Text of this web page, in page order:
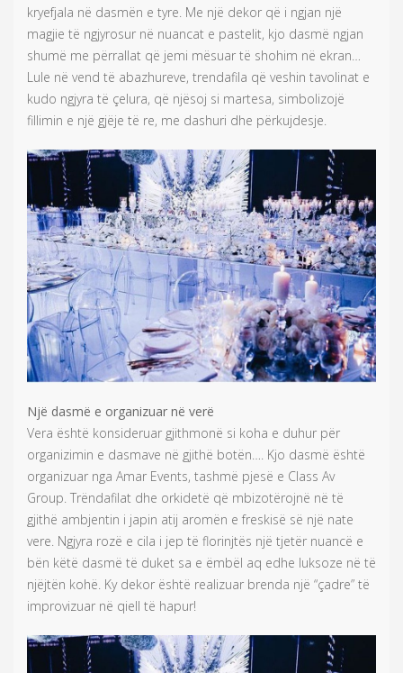
kryefjala në dasmën e tyre. Me një dekor që i ngjan një
magjie të ngjyrosur në nuancat e pastelit, kjo dasmë ngjan
shumë me përrallat që jemi mësuar të shohim në ekran…
Lule në vend të abazhureve, trendafila që veshin tavolinat e
kudo ngjyra të çelura, që njësoj si martesa, simbolizojë
fillimin e një gjëje të re, me dashuri dhe përkujdesje.
Një dasmë e organizuar në verë
Vera është konsideruar gjithmonë si koha e duhur për
organizimin e dasmave në gjithë botën…. Kjo dasmë është
organizuar nga Amar Events, tashmë pjesë e Class Av
Group. Trëndafilat dhe orkidetë që mbizotërojnë në të
gjithë ambjentin i japin atij aromën e freskisë së një nate
vere. Ngjyra rozë e cila i jep të florinjtës një tjetër nuancë e
bën këtë dasmë të duket sa e ëmbël aq edhe luksoze në të
njëjtën kohë. Ky dekor është realizuar brenda një “çadre” të
improvizuar në qiell të hapur!